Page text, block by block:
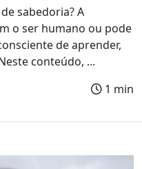
sabedoria? A
o ser humano ou pode
de aprender,
conteúdo, ...
1 min